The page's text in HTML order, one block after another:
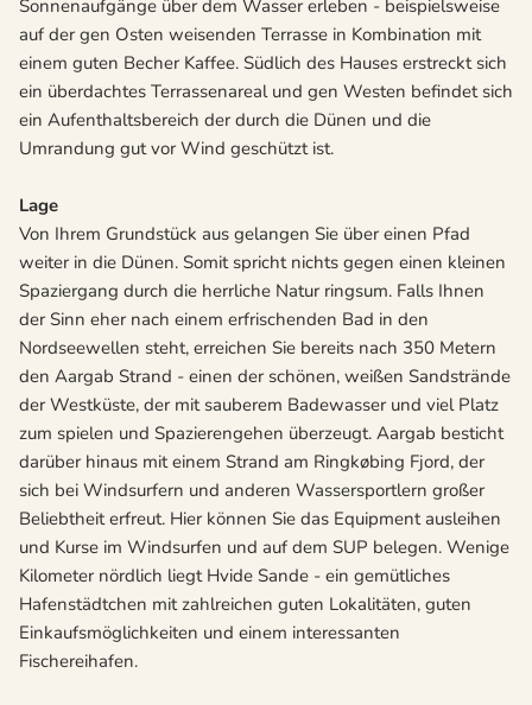
Sonnenaufgänge über dem Wasser erleben - beispielsweise
auf der gen Osten weisenden Terrasse in Kombination mit
einem guten Becher Kaffee. Südlich des Hauses erstreckt sich
ein überdachtes Terrassenareal und gen Westen befindet sich
ein Aufenthaltsbereich der durch die Dünen und die
Umrandung gut vor Wind geschützt ist.
Lage
Von Ihrem Grundstück aus gelangen Sie über einen Pfad
weiter in die Dünen. Somit spricht nichts gegen einen kleinen
Spaziergang durch die herrliche Natur ringsum. Falls Ihnen
der Sinn eher nach einem erfrischenden Bad in den
Nordseewellen steht, erreichen Sie bereits nach 350 Metern
den Aargab Strand - einen der schönen, weißen Sandstrände
der Westküste, der mit sauberem Badewasser und viel Platz
zum spielen und Spazierengehen überzeugt. Aargab besticht
darüber hinaus mit einem Strand am Ringkøbing Fjord, der
sich bei Windsurfern und anderen Wassersportlern großer
Beliebtheit erfreut. Hier können Sie das Equipment ausleihen
und Kurse im Windsurfen und auf dem SUP belegen. Wenige
Kilometer nördlich liegt Hvide Sande - ein gemütliches
Hafenstädtchen mit zahlreichen guten Lokalitäten, guten
Einkaufsmöglichkeiten und einem interessanten
Fischereihafen.